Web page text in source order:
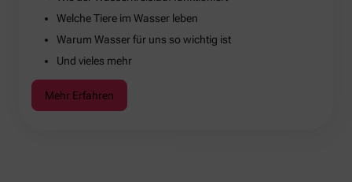
Welche Tiere im Wasser leben
Warum Wasser für uns so wichtig ist
Und vieles mehr
Mehr Erfahren